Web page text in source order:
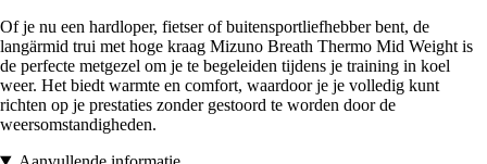
Of je nu een hardloper, fietser of buitensportliefhebber bent, de
langärmid trui met hoge kraag Mizuno Breath Thermo Mid Weight is
de perfecte metgezel om je te begeleiden tijdens je training in koel
weer. Het biedt warmte en comfort, waardoor je je volledig kunt
richten op je prestaties zonder gestoord te worden door de
weersomstandigheden.